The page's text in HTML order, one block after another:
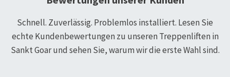
Schnell. Zuverlässig. Problemlos installiert. Lesen Sie
echte Kundenbewertungen zu unseren Treppenliften in
Sankt Goarund sehen Sie, warum wir die erste Wahl sind.